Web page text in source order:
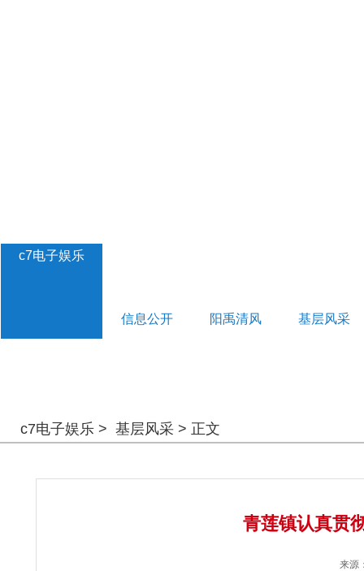
c7电子娱乐
信息公开 阳禹清风 基层风采
c7电子娱乐 > 基层风采 > 正文
青莲镇认真贯
来源